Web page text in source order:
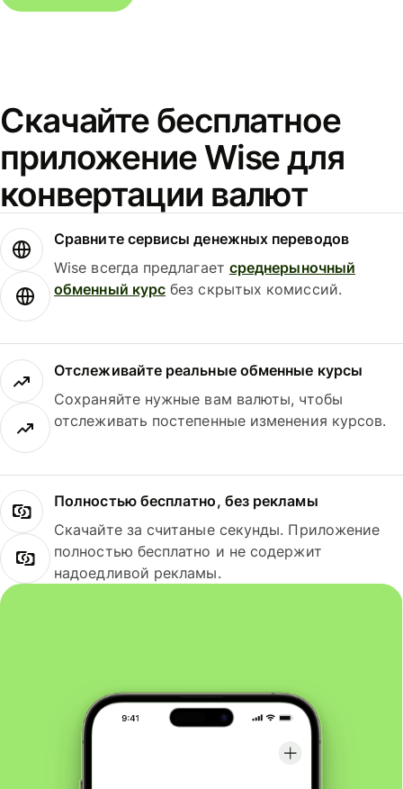
Скачайте бесплатное
приложение Wise для
конвертации валют
Сравните сервисы денежных переводов
Wise всегда предлагает среднерыночный
обменный курс без скрытых комиссий.
Отслеживайте реальные обменные курсы
Сохраняйте нужные вам валюты, чтобы
отслеживать постепенные изменения курсов.
Полностью бесплатно, без рекламы
Скачайте за считаные секунды. Приложение
полностью бесплатно и не содержит
надоедливой рекламы.